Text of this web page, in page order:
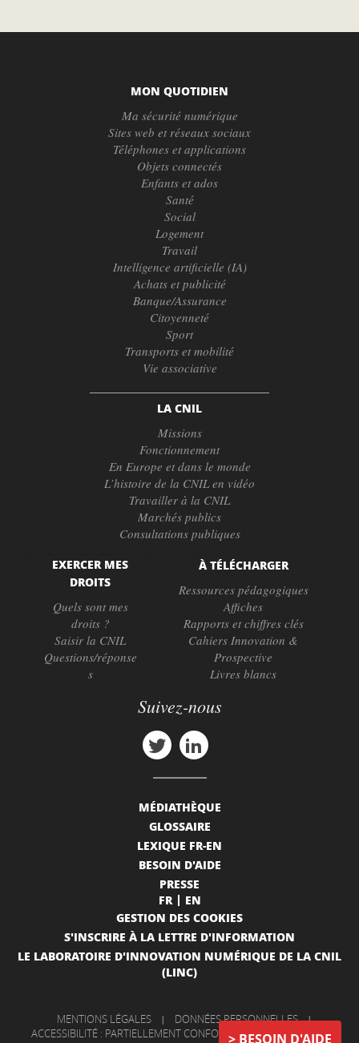
BESOIN D'AIDE
MON QUOTIDIEN
Ma sécurité numérique
Sites web et réseaux sociaux
Téléphones et applications
Objets connectés
Enfants et ados
Santé
Social
Logement
Travail
Intelligence artificielle (IA)
Achats et publicité
Banque/Assurance
Citoyenneté
Sport
Transports et mobilité
Vie associative
LA CNIL
Missions
Fonctionnement
En Europe et dans le monde
L’histoire de la CNIL en vidéo
Travailler à la CNIL
Marchés publics
Consultations publiques
EXERCER MES
DROITS
Quels sont mes
droits ?
Saisir la CNIL
Questions/réponse
s
À TÉLÉCHARGER
Ressources pédagogiques
Affiches
Rapports et chiffres clés
Cahiers Innovation &
Prospective
Livres blancs
Suivez-nous
MÉDIATHÈQUE
GLOSSAIRE
LEXIQUE FR-EN
BESOIN D'AIDE
PRESSE
FR
EN
GESTION DES COOKIES
S'INSCRIRE À LA LETTRE D'INFORMATION
LE LABORATOIRE D'INNOVATION NUMÉRIQUE DE LA CNIL
(LINC)
MENTIONS LÉGALES | DONNÉES PERSONNELLES |
ACCESSIBILITÉ : PARTIELLEMENT CONFORME
|
INFORMATIONS